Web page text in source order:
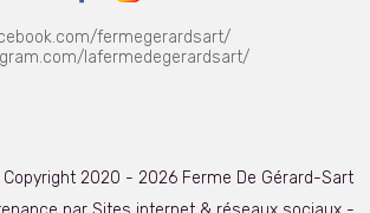
fermegerardsart/
lafermedegerardsart/
2020 - 2026 Ferme De Gérard-Sart